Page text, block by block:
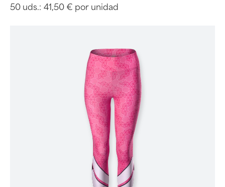
50 uds.: 41,50 € por unidad